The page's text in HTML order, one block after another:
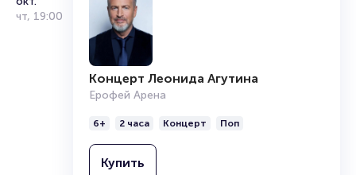
чт, 19:00
Концерт Леонида Агутина
Ерофей Арена
6+ 2 часа Концерт Поп
Купить